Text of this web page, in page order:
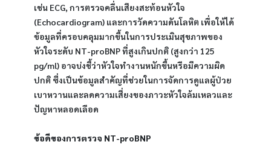
เช่น ECG, การตรวจคลื่นเสียงสะท้อนหัวใจ
(Echocardiogram) และการวัดความดันโลหิต เพื่อให้ได้
ข้อมูลที่ครอบคลุมมากขึ้นในการประเมินสุขภาพของ
หัวใจระดับ NT-proBNP ที่สูงเกินปกติ (สูงกว่า 125
pg/ml) อาจบ่งชี้ว่าหัวใจทำงานหนักขึ้นหรือมีความผิด
ปกติ ซึ่งเป็นข้อมูลสำคัญที่ช่วยในการจัดการดูแลผู้ป่วย
เบาหวานและลดความเสี่ยงของภาวะหัวใจล้มเหลวและ
ปัญหาหลอดเลือด
ข้อดีของการตรวจ NT-proBNP